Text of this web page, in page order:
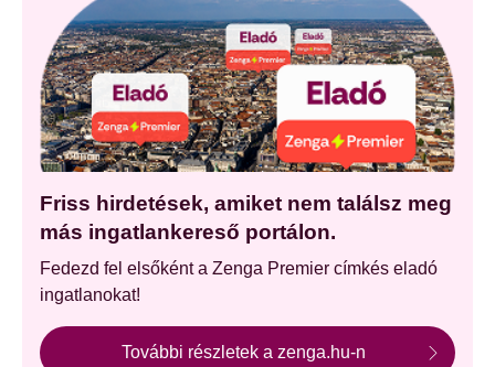
Friss hirdetések, amiket nem találsz meg
más ingatlankereső portálon.
Fedezd fel elsőként a Zenga Premier címkés eladó
ingatlanokat!
További részletek a zenga.hu-n